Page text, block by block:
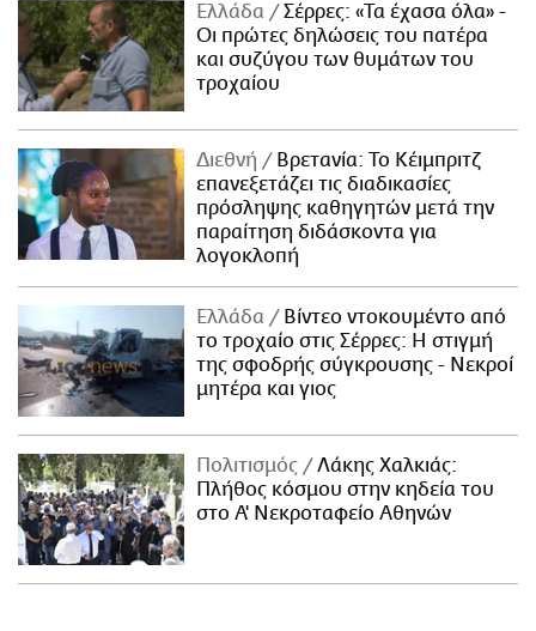
Ελλάδα
Σέρρες: «Τα έχασα όλα» -
Οι πρώτες δηλώσεις του πατέρα
και συζύγου των θυμάτων του
τροχαίου
Διεθνή
Βρετανία: Το Κέιμπριτζ
επανεξετάζει τις διαδικασίες
πρόσληψης καθηγητών μετά την
παραίτηση διδάσκοντα για
λογοκλοπή
Ελλάδα
Βίντεο ντοκουμέντο από
το τροχαίο στις Σέρρες: Η στιγμή
της σφοδρής σύγκρουσης - Νεκροί
μητέρα και γιος
Πολιτισμός
Λάκης Χαλκιάς:
Πλήθος κόσμου στην κηδεία του
στο Α' Νεκροταφείο Αθηνών